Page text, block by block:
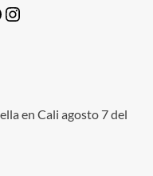
Instagram
en Cali agosto 7 del